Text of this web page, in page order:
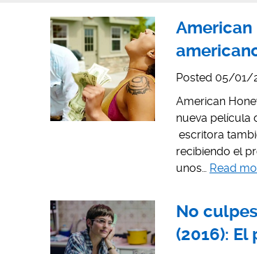
American
Posted 05/01/
American
nueva película
escritora
recibiendo el
unos… Read
No
(2016):